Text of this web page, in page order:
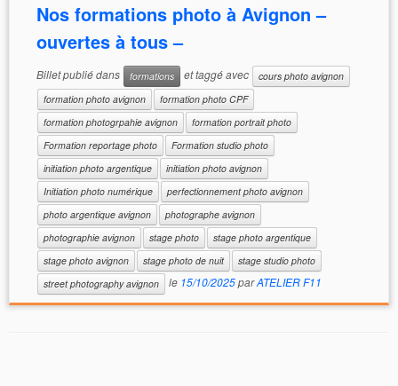
Nos formations photo à Avignon –
ouvertes à tous –
Billet publié dans formations et taggé avec
cours photo avignon
formation photo avignon
formation photo CPF
formation photogrpahie avignon
formation portrait photo
Formation reportage photo
Formation studio photo
initiation photo argentique
initiation photo avignon
Initiation photo numérique
perfectionnement photo avignon
photo argentique avignon
photographe avignon
photographie avignon
stage photo
stage photo argentique
stage photo avignon
stage photo de nuit
stage studio photo
street photography avignon
le 15/10/2025parATELIER F11